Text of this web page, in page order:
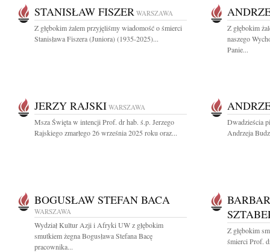
STANISŁAW FISZER WARSZAWA
Z głębokim żalem przyjęliśmy wiadomość o śmierci
Stanisława Fiszera (Juniora) (1935-2025)...
Z głębokim
naszego
Panie...
JERZY RAJSKI WARSZAWA
Msza Święta w intencji Prof. dr hab. ś.p. Jerzego
Rajskiego zmarłego 26 września 2025 roku oraz...
Dwadzieścia
Andrzeja
BOGUSŁAW STEFAN BACA
WARSZAWA
Wydział Kultur Azji i Afryki UW z głębokim
smutkiem żegna Bogusława Stefana Bacę
pracownika...
Z głębokim
śmierci Prof.